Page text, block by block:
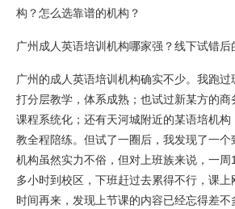
构？怎么选靠谱的机构？
广州成人英语培训机构哪家强？线下试错后
广州的成人英语培训机构确实不少。我跑
打分层教学，体系成熟；也试过新某方的商
课程系统化；还有天河城附近的某语培机
教全程陪练。但试了一圈后，我发现了一
机构虽然实力不俗，但对上班族来说，一
多小时到校区，下班赶过去累得不行，课
时间再来，发现上节课的内容已经忘得差不